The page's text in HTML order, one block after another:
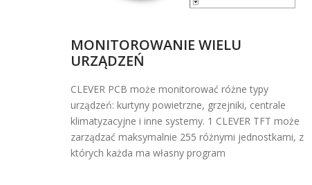
MONITOROWANIE WIELU
URZĄDZEŃ
CLEVER PCB może monitorować różne typy
urządzeń: kurtyny powietrzne, grzejniki, centrale
klimatyzacyjne i inne systemy. 1 CLEVER TFT może
zarządzać maksymalnie 255 różnymi jednostkami, z
których każda ma własny program